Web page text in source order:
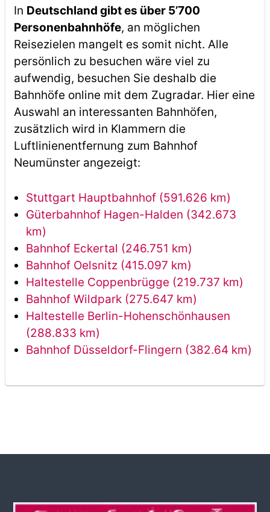
In Deutschland gibt es über 5’700
Personenbahnhöfe, an möglichen
Reisezielen mangelt es somit nicht. Alle
persönlich zu besuchen wäre viel zu
aufwendig, besuchen Sie deshalb die
Bahnhöfe online mit dem Zugradar. Hier eine
Auswahl an interessanten Bahnhöfen,
zusätzlich wird in Klammern die
Luftlinienentfernung zum Bahnhof
Neumünster angezeigt:
Stuttgart Hauptbahnhof (591.626 km)
Güterbahnhof Hagen-Halden (342.673
km)
Bahnhof Eckertal (246.751 km)
Bahnhof Oelsnitz (415.097 km)
Haltestelle Coppenbrügge (219.737 km)
Bahnhof Wildpark (275.647 km)
Haltestelle Berlin-Hohenschönhausen
(288.833 km)
Bahnhof Düsseldorf-Flingern (382.64 km)